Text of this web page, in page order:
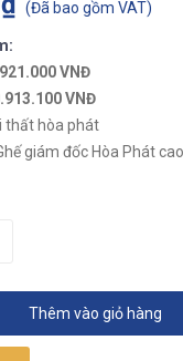
(Đã bao gồm VAT)
VNĐ
VNĐ
thất hòa phát
giám đốc Hòa Phát
Thêm vào giỏ hàng